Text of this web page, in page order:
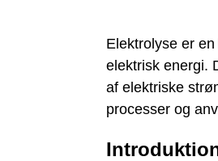
Elektrolyse er
elektrisk energi.
af elektriske
processer og